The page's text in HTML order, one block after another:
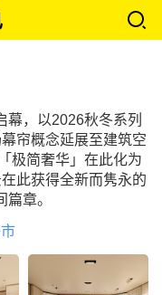
幕，以2026秋冬系列
帘概念延展至建筑空
极简奢华」在此化为
此获得全新而隽永的
章。
市